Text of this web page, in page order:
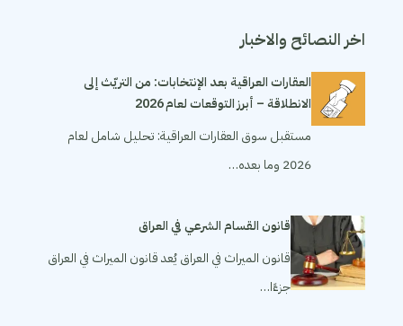
اخر النصائح والاخبار
العقارات العراقية بعد الإنتخابات: من التريّث إلى
الانطلاقة – أبرز التوقعات لعام 2026
مستقبل سوق العقارات العراقية: تحليل شامل لعام
2026 وما بعده…
قانون القسام الشرعي في العراق
قانون الميراث في العراق يُعد قانون الميراث في العراق
جزءًا…